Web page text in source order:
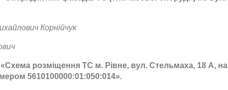
Корнійчук
«Схема розміщення ТС м. Рівне, вул. Стельмаха, 18 А, на
5610100000:01:050:014».